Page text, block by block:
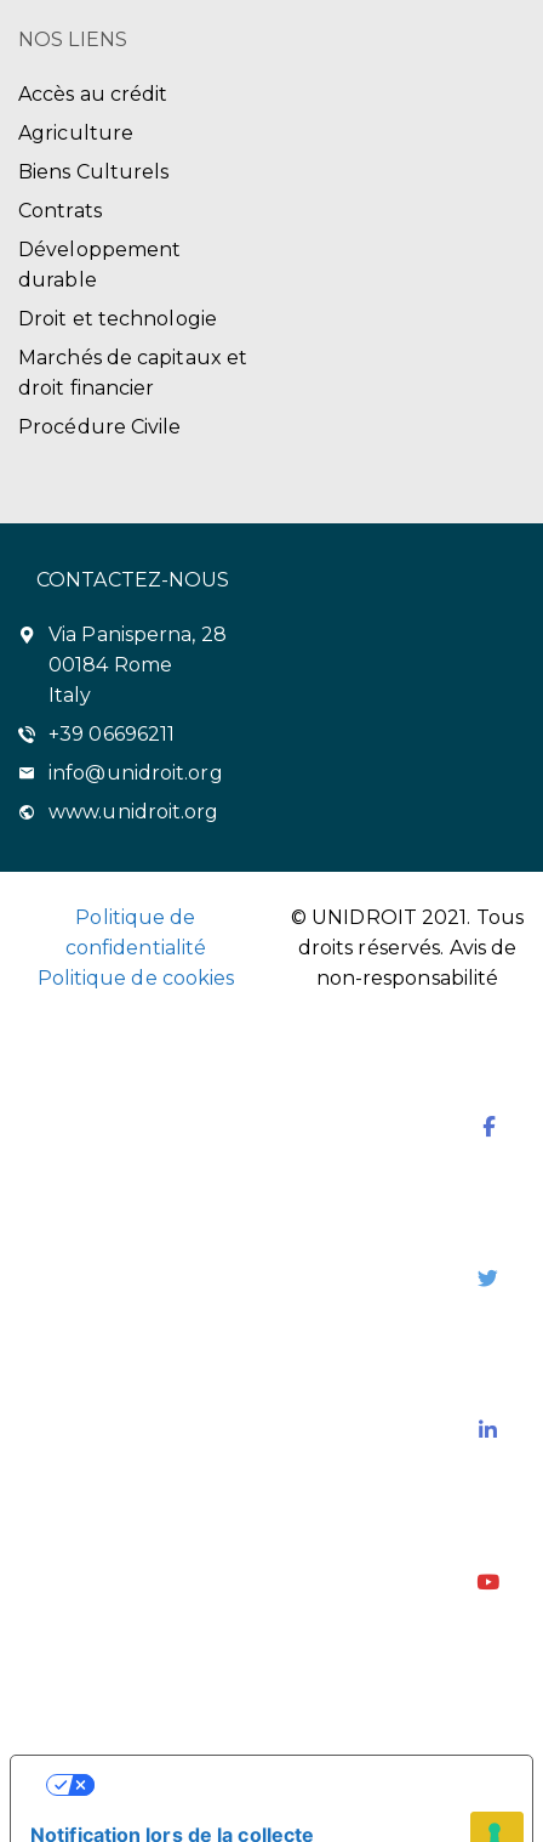
NOS LIENS
Accès au crédit
Agriculture
Biens Culturels
Contrats
Développement
durable
Droit et technologie
Marchés de capitaux et
droit financier
Procédure Civile
CONTACTEZ-NOUS
Via Panisperna, 28
00184 Rome
Italy
+39 06696211
info@unidroit.org
www.unidroit.org
Politique de
confidentialité
Politique de cookies
© UNIDROIT 2021. Tous
droits réservés. Avis de
non-responsabilité
Notification lors de la collecte